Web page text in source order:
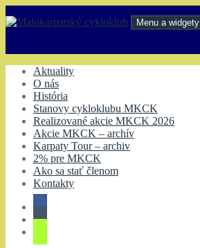
na
Menu a widgety
Aktuality
O nás
História
Stanovy cykloklubu MKCK
Realizované akcie MKCK 2026
Akcie MKCK – archív
Karpaty Tour – archiv
2% pre MKCK
Ako sa stať členom
Kontakty